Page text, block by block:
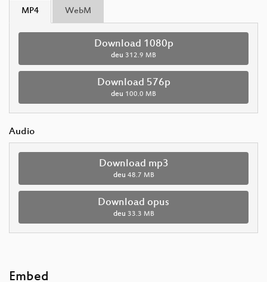
MP4 WebM
Download 1080p
deu 312.9 MB
Download 576p
deu 100.0 MB
Audio
Download mp3
deu 48.7 MB
Download opus
deu 33.3 MB
Embed